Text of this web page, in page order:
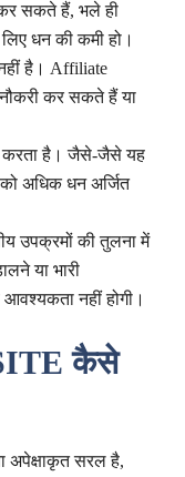
सकते हैं, भले ही
धन की कमी हो।
है। Affiliate
कर सकते हैं या
करता है। जैसे-जैसे यह
अधिक धन अर्जित
उपक्रमों की तुलना में
या भारी
नहीं होगी।
कैसे
अपेक्षाकृत सरल है,